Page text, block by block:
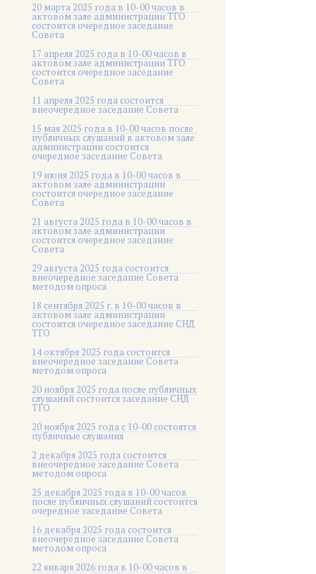
20 марта 2025 года в 10-00 часов в
актовом зале администрации ТГО
состоится очередное заседание
Совета
17 апреля 2025 года в 10-00 часов в
актовом зале администрации ТГО
состоится очередное заседание
Совета
11 апреля 2025 года состоится
внеочередное заседание Совета
15 мая 2025 года в 10-00 часов после
публичных слушаний в актовом зале
администрации состоится
очередное заседание Совета
19 июня 2025 года в 10-00 часов в
актовом зале администрации
состоится очередное заседание
Совета
21 августа 2025 года в 10-00 часов в
актовом зале администрации
состоится очередное заседание
Совета
29 августа 2025 года состоится
внеочередное заседание Совета
методом опроса
18 сентября 2025 г. в 10-00 часов в
актовом зале администрации
состоится очередное заседание СНД
ТГО
14 октября 2025 года состоится
внеочередное заседание Совета
методом опроса
20 ноября 2025 года после публичных
слушаний состоится заседание СНД
ТГО
20 ноября 2025 года c 10-00 состоятся
публичные слушания
2 декабря 2025 года состоится
внеочередное заседание Совета
методом опроса
25 декабря 2025 года в 10-00 часов
после публичных слушаний состоится
очередное заседание Совета
16 декабря 2025 года состоится
внеочередное заседание Совета
методом опроса
22 января 2026 года в 10-00 часов в